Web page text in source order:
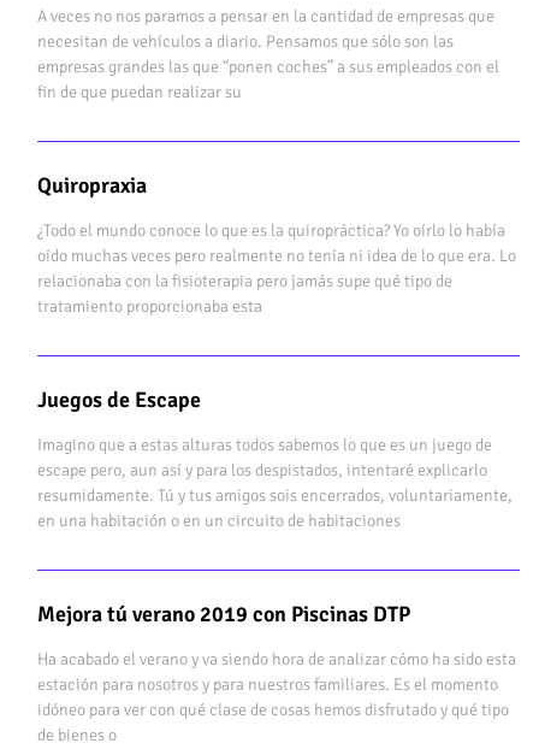
A veces no nos paramos a pensar en la cantidad de empresas que
necesitan de vehículos a diario. Pensamos que sólo son las
empresas grandes las que “ponen coches” a sus empleados con el
fin de que puedan realizar su
Quiropraxia
¿Todo el mundo conoce lo que es la quiropráctica? Yo oírlo lo había
oído muchas veces pero realmente no tenía ni idea de lo que era. Lo
relacionaba con la fisioterapia pero jamás supe qué tipo de
tratamiento proporcionaba esta
Juegos de Escape
Imagino que a estas alturas todos sabemos lo que es un juego de
escape pero, aun así y para los despistados, intentaré explicarlo
resumidamente. Tú y tus amigos sois encerrados, voluntariamente,
en una habitación o en un circuito de habitaciones
Mejora tú verano 2019 con Piscinas DTP
Ha acabado el verano y va siendo hora de analizar cómo ha sido esta
estación para nosotros y para nuestros familiares. Es el momento
idóneo para ver con qué clase de cosas hemos disfrutado y qué tipo
de bienes o